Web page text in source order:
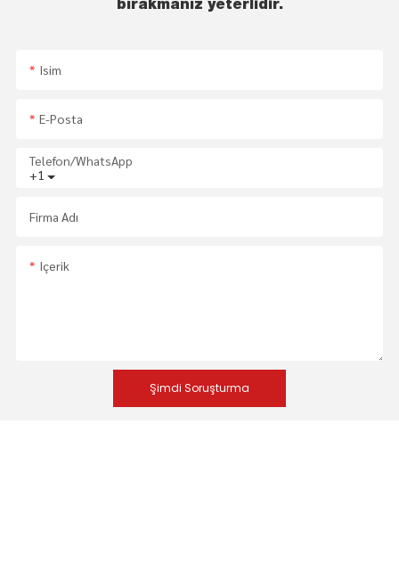
bırakmanız yeterlidir.
Isim
E-Posta
+1
Telefon/WhatsApp
Firma Adı
Içerik
Şimdi Soruşturma